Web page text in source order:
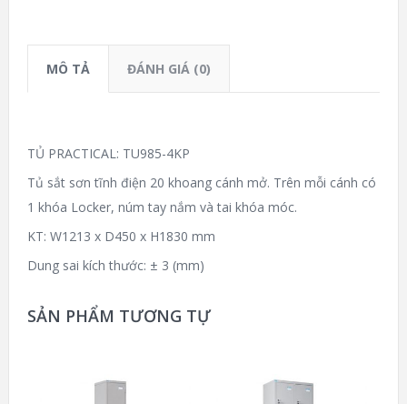
MÔ TẢ ĐÁNH GIÁ (0)
TỦ PRACTICAL: TU985-4KP
Tủ sắt sơn tĩnh điện 20 khoang cánh mở. Trên mỗi cánh có
1 khóa Locker, núm tay nắm và tai khóa móc.
KT: W1213 x D450 x H1830 mm
Dung sai kích thước: ± 3 (mm)
SẢN PHẨM TƯƠNG TỰ